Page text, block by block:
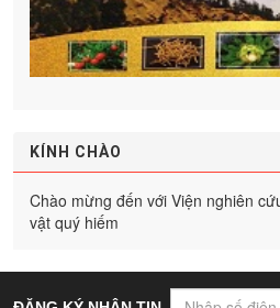
KÍNH CHÀO
Chào mừng đến với Viện nghiên
vật quý hiếm